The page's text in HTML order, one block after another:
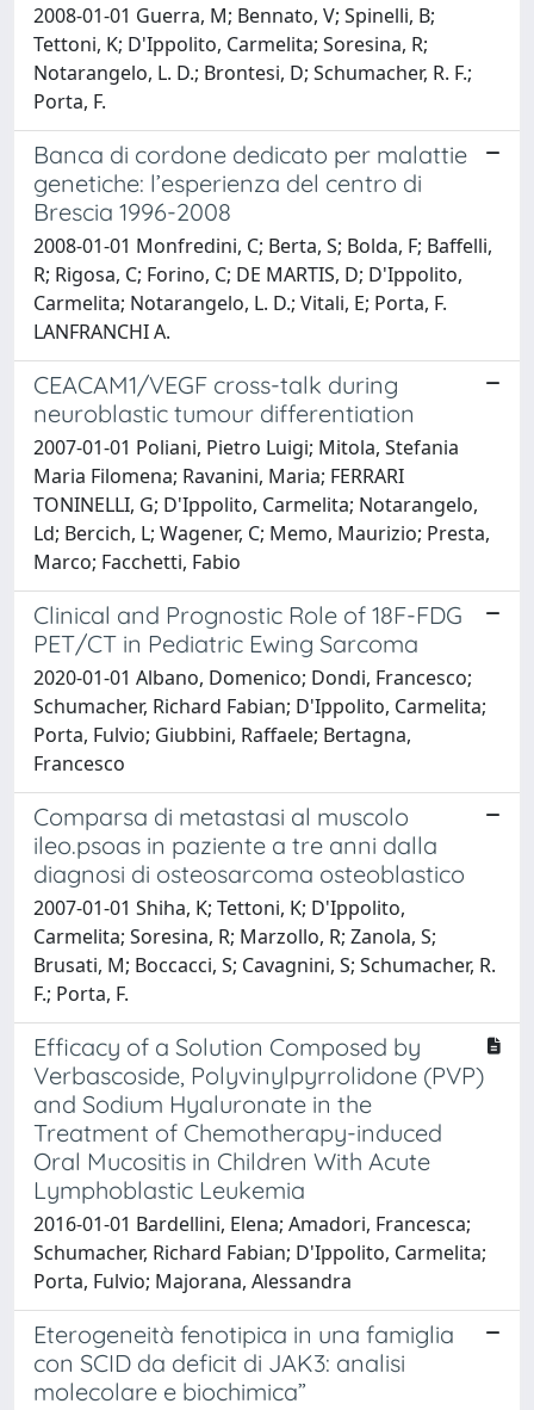
2008-01-01 Guerra, M; Bennato, V; Spinelli, B;
Tettoni, K; D'Ippolito, Carmelita; Soresina, R;
Notarangelo, L. D.; Brontesi, D; Schumacher, R. F.;
Porta, F.
Banca di cordone dedicato per malattie
genetiche: l’esperienza del centro di
Brescia 1996-2008
2008-01-01 Monfredini, C; Berta, S; Bolda, F; Baffelli,
R; Rigosa, C; Forino, C; DE MARTIS, D; D'Ippolito,
Carmelita; Notarangelo, L. D.; Vitali, E; Porta, F.
LANFRANCHI A.
CEACAM1/VEGF cross-talk during
neuroblastic tumour differentiation
2007-01-01 Poliani, Pietro Luigi; Mitola, Stefania
Maria Filomena; Ravanini, Maria; FERRARI
TONINELLI, G; D'Ippolito, Carmelita; Notarangelo,
Ld; Bercich, L; Wagener, C; Memo, Maurizio; Presta,
Marco; Facchetti, Fabio
Clinical and Prognostic Role of 18F-FDG
PET/CT in Pediatric Ewing Sarcoma
2020-01-01 Albano, Domenico; Dondi, Francesco;
Schumacher, Richard Fabian; D'Ippolito, Carmelita;
Porta, Fulvio; Giubbini, Raffaele; Bertagna,
Francesco
Comparsa di metastasi al muscolo
ileo.psoas in paziente a tre anni dalla
diagnosi di osteosarcoma osteoblastico
2007-01-01 Shiha, K; Tettoni, K; D'Ippolito,
Carmelita; Soresina, R; Marzollo, R; Zanola, S;
Brusati, M; Boccacci, S; Cavagnini, S; Schumacher, R.
F.; Porta, F.
Efficacy of a Solution Composed by
Verbascoside, Polyvinylpyrrolidone (PVP)
and Sodium Hyaluronate in the
Treatment of Chemotherapy-induced
Oral Mucositis in Children With Acute
Lymphoblastic Leukemia
2016-01-01 Bardellini, Elena; Amadori, Francesca;
Schumacher, Richard Fabian; D'Ippolito, Carmelita;
Porta, Fulvio; Majorana, Alessandra
Eterogeneità fenotipica in una famiglia
con SCID da deficit di JAK3: analisi
molecolare e biochimica”